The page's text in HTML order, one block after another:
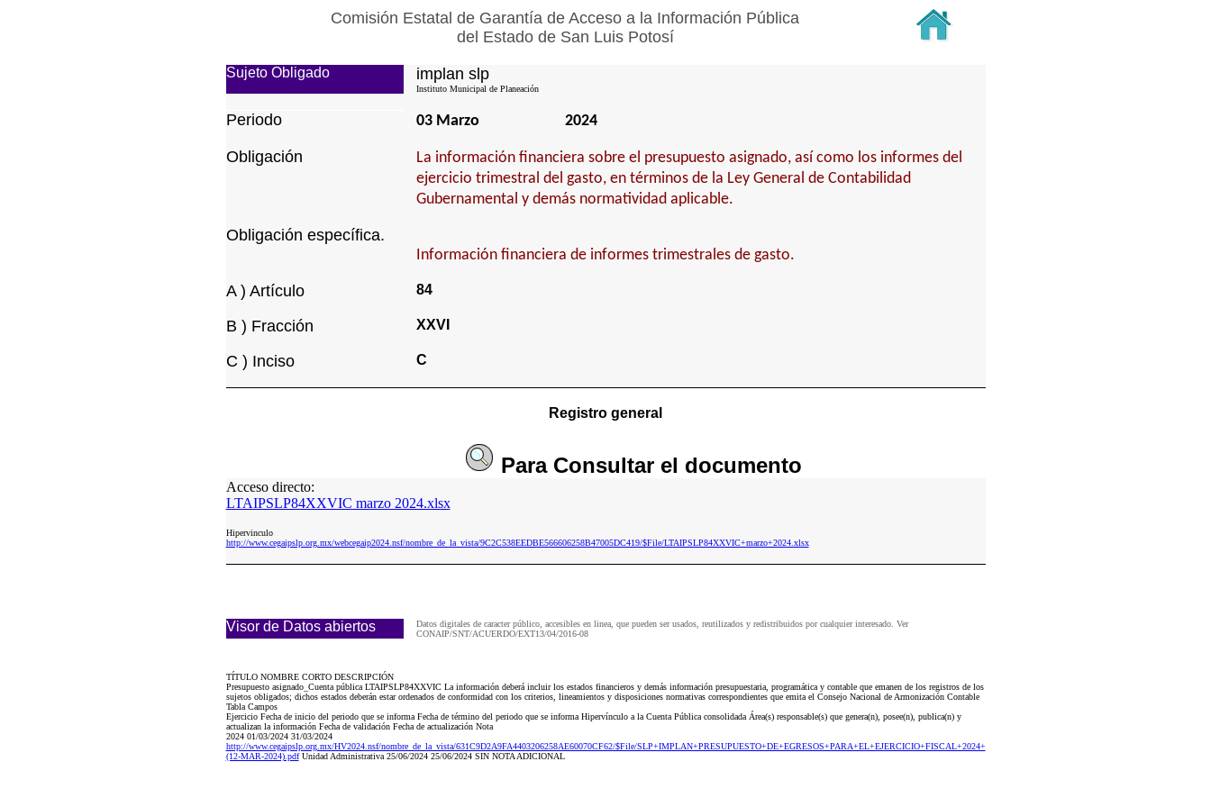
Comisión Estatal de Garantía de Acceso a la Información Pública
del Estado de San Luis Potosí
Sujeto Obligado implan slp
Instituto Municipal de Planeación
Periodo 03 Marzo 2024
Obligación
La información financiera sobre el presupuesto asignado, así como los informes del
ejercicio trimestral del gasto, en términos de la Ley General de Contabilidad
Gubernamental y demás normatividad aplicable.
Obligación específica.
Información financiera de informes trimestrales de gasto.
A ) Artículo 84
B ) Fracción XXVI
C ) Inciso C
Registro general
Para Consultar el documento
Acceso directo:
LTAIPSLP84XXVIC marzo 2024.xlsx
Hipervinculo
http://www.cegaipslp.org.mx/webcegaip2024.nsf/nombre_de_la_vista/9C2C538EEDBE566606258B47005DC419/$File/LTAIPSLP84XXVIC+marzo+2024.xlsx
Visor de Datos abiertos
Datos digitales de caracter público, accesibles en linea, que pueden ser usados, reutilizados y redistribuidos por cualquier interesado. Ver
CONAIP/SNT/ACUERDO/EXT13/04/2016-08
TÍTULO NOMBRE CORTO DESCRIPCIÓN
Presupuesto asignado_Cuenta pública LTAIPSLP84XXVIC La información deberá incluir los estados financieros y demás información presupuestaria, programática y contable que emanen de los registros de los
sujetos obligados; dichos estados deberán estar ordenados de conformidad con los criterios, lineamientos y disposiciones normativas correspondientes que emita el Consejo Nacional de Armonización Contable
Tabla Campos
Ejercicio Fecha de inicio del periodo que se informa Fecha de término del periodo que se informa Hipervínculo a la Cuenta Pública consolidada Área(s) responsable(s) que genera(n), posee(n), publica(n) y
actualizan la información Fecha de validación Fecha de actualización Nota
2024 01/03/2024 31/03/2024
http://www.cegaipslp.org.mx/HV2024.nsf/nombre_de_la_vista/631C9D2A9FA4403206258AE60070CF62/$File/SLP+IMPLAN+PRESUPUESTO+DE+EGRESOS+PARA+EL+EJERCICIO+FISCAL+2024+
(12-MAR-2024).pdfUnidad Administrativa 25/06/2024 25/06/2024 SIN NOTA ADICIONAL